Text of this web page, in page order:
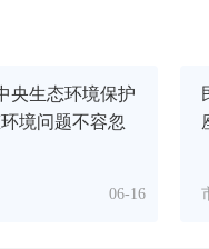
央生态环境保护
境问题不容忽
06-16